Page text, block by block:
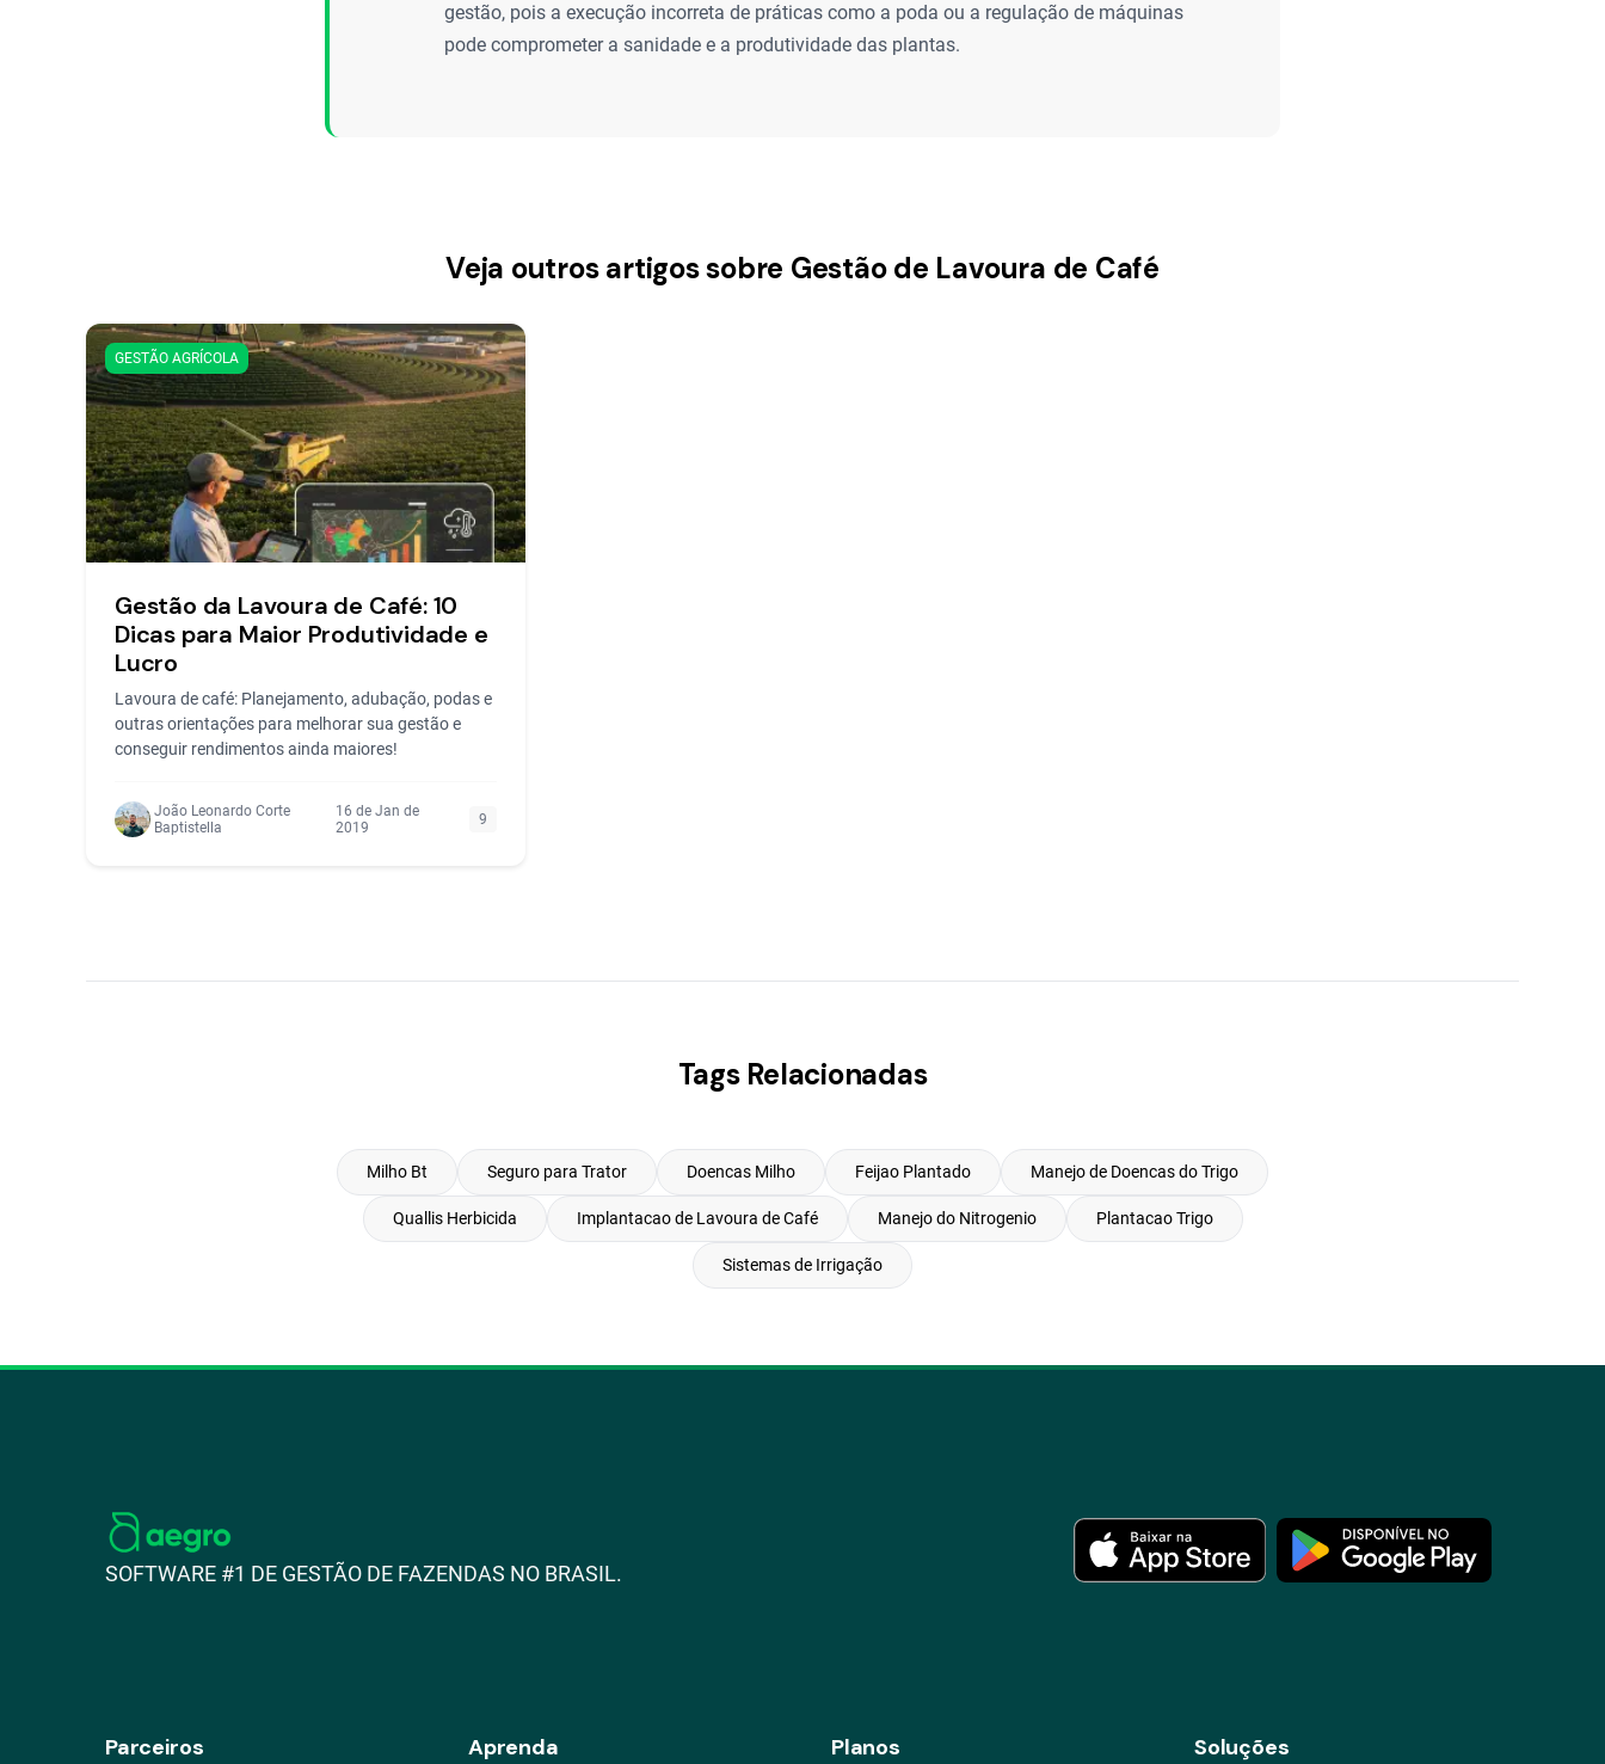
gestão, pois a execução incorreta de práticas como a poda ou a regulação de máquinas
pode comprometer a sanidade e a produtividade das plantas.
Veja outros artigos sobre Gestão de Lavoura de Café
GESTÃO AGRÍCOLA
Gestão da Lavoura de Café: 10
Dicas para Maior Produtividade e
Lucro
Lavoura de café: Planejamento, adubação, podas e
outras orientações para melhorar sua gestão e
conseguir rendimentos ainda maiores!
João Leonardo Corte
Baptistella
16 de Jan de
2019
9
Tags Relacionadas
Milho Bt Seguro para Trator Doencas Milho Feijao Plantado Manejo de Doencas do Trigo
Quallis Herbicida Implantacao de Lavoura de Café Manejo do Nitrogenio Plantacao Trigo
Sistemas de Irrigação
SOFTWARE #1 DE GESTÃO DE FAZENDAS NO BRASIL.
Parceiros Aprenda Planos Soluções